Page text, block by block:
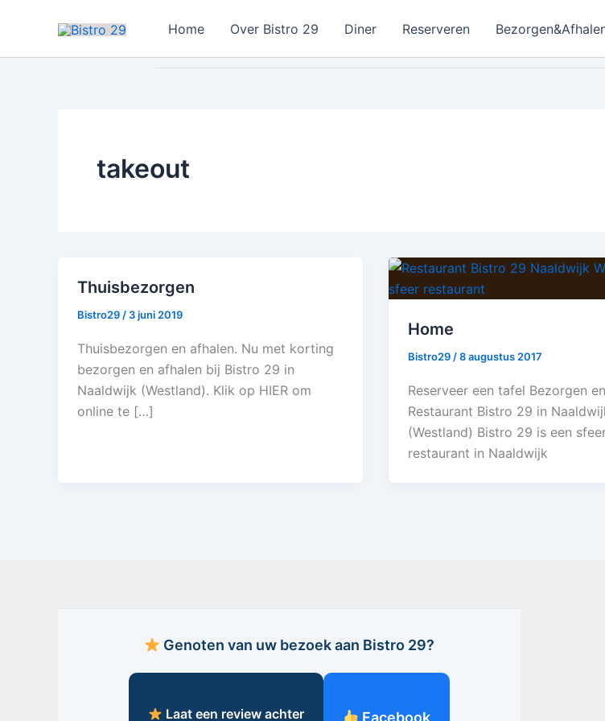
Home Over Bistro 29 Diner Reserveren
takeout
Thuisbezorgen
Bistro29 / 3 juni 2019
Thuisbezorgen en afhalen. Nu met korting
bezorgen en afhalen bij Bistro 29 in
Naaldwijk (Westland). Klik op HIER om
online te […]
Home
Bistro29 /8 augustus 2017
Reserveer een tafel Bezorgen
Restaurant Bistro 29 in
(Westland) Bistro 29 is een
restaurant in Naaldwijk
Genoten van uw bezoek aan Bistro 29?
Laat een review achter Facebook